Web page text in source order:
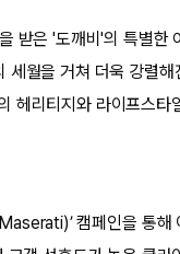
받은 '도깨비'의 특별한
월을 거쳐 더욱 강렬
헤리티지와 라이프스
캠페인을 통